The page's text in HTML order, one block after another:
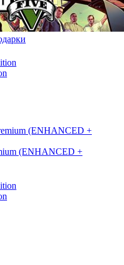
(ENHANCED +